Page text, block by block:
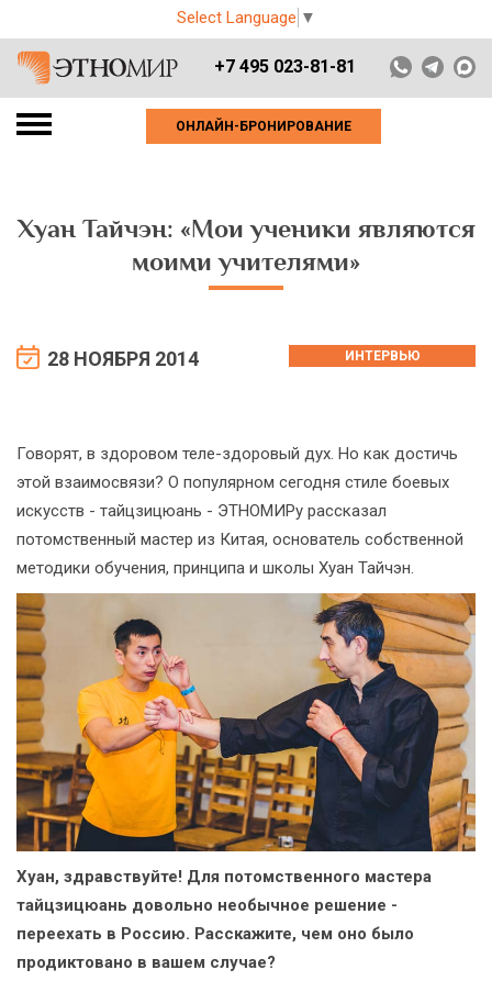
Select Language ▼
+7 495 023-81-81
ОНЛАЙН-БРОНИРОВАНИЕ
Хуан Тайчэн: «Мои ученики являются
моими учителями»
28 НОЯБРЯ 2014 ИНТЕРВЬЮ
Говорят, в здоровом теле-здоровый дух. Но как достичь
этой взаимосвязи? О популярном сегодня стиле боевых
искусств - тайцзицюань - ЭТНОМИРу рассказал
потомственный мастер из Китая, основатель собственной
методики обучения, принципа и школы Хуан Тайчэн.
Хуан, здравствуйте! Для потомственного мастера
тайцзицюань довольно необычное решение -
переехать в Россию. Расскажите, чем оно было
продиктовано в вашем случае?